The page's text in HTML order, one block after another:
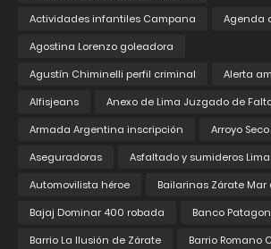
Actividades infantiles Campana
Agenda
Agostina Lorenzo goleadora
Agustín Chiminelli perfil criminal
Alerta
Alfisjeans
Anexo de Lima Juzgado de
Armada Argentina inscripción
Arroyo Seco
Aseguradoras
Asfaltado y sumideros Lima
Automovilista héroe
Bailarinas Zárate Mar
Bajaj Dominar 400 robada
Banco
Barrio La Ilusión de Zárate
Barrio Romano